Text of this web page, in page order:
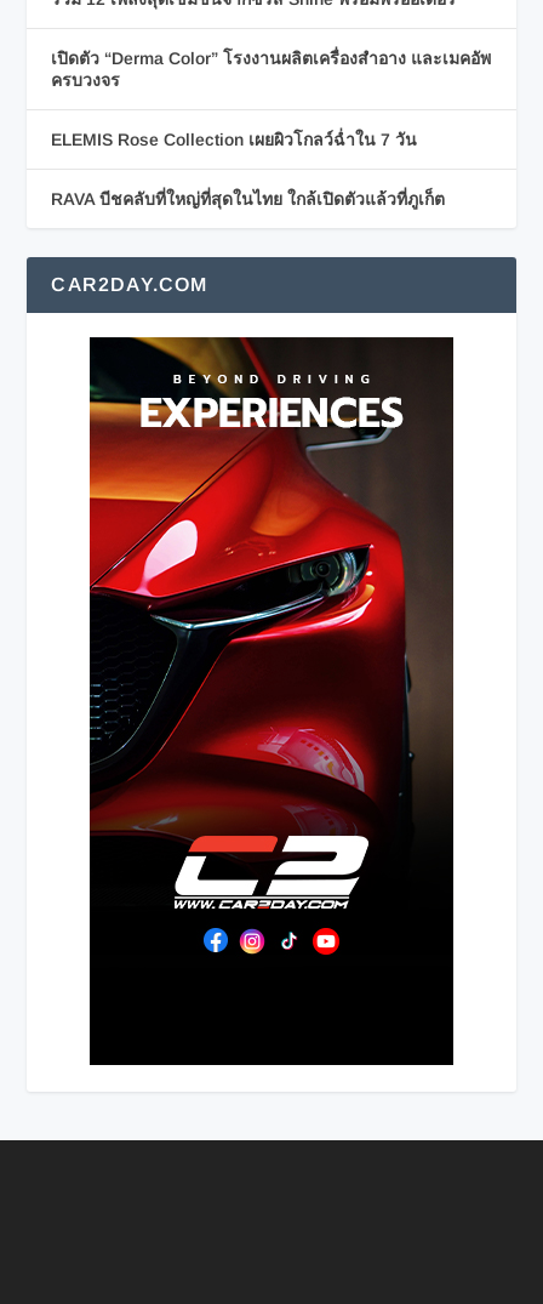
เปิดตัว “Derma Color” โรงงานผลิตเครื่องสำอาง และเมคอัพ
ครบวงจร
ELEMIS Rose Collection เผยผิวโกลว์ฉ่ำใน 7 วัน
RAVA บีชคลับที่ใหญ่ที่สุดในไทย ใกล้เปิดตัวแล้วที่ภูเก็ต
CAR2DAY.COM